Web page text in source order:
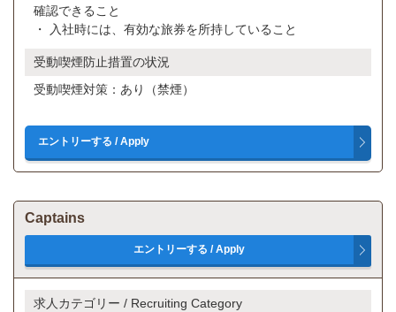
確認できること
・ 入社時には、有効な旅券を所持していること
受動喫煙防止措置の状況
受動喫煙対策：あり（禁煙）
Captains
求人カテゴリー / Recruiting Category